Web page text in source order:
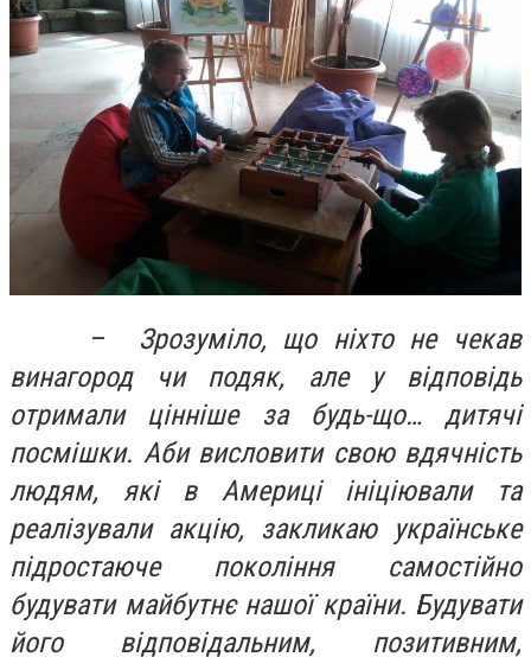
– Зрозуміло, що ніхто не чекав
винагород чи подяк, але у відповідь
отримали цінніше за будь-що… дитячі
посмішки. Аби висловити свою вдячність
людям, які в Америці ініціювали та
реалізували акцію, закликаю українське
підростаюче покоління самостійно
будувати майбутнє нашої країни. Будувати
його відповідальним, позитивним,